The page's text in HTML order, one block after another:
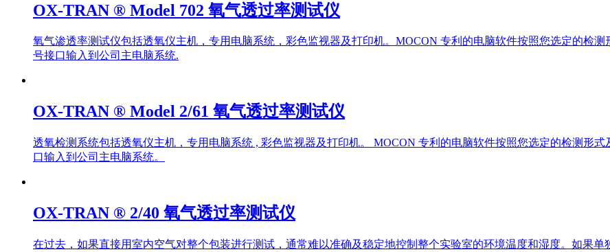
OX-TRAN ® Model 702 氧气透过率测试仪
氧气渗透率测试仪包括透氧仪主机，专用电脑系统，彩色监视器及打印机。MOCON 专利的电脑软件按照您选定的检
号接口输入到公司主电脑系统.
OX-TRAN ® Model 2/61 氧气透过率测试仪
透氧检测系统包括透氧仪主机，专用电脑系统 , 彩色监视器及打印机。 MOCON 专利的电脑软件按照您选定的检测形
口输入到公司主电脑系统。
OX-TRAN ® 2/40 氧气透过率测试仪
在过去，如果直接用室内空气对整个包装进行测试，通常难以准确及稳定地控制整个实验室的环境温度和湿度。如果